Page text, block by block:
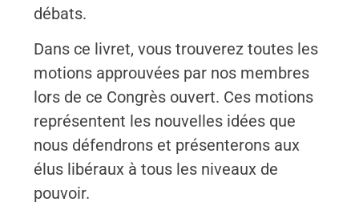
débats.
Dans ce livret, vous trouverez toutes les
motions approuvées par nos membres
lors de ce Congrès ouvert. Ces motions
représentent les nouvelles idées que
nous défendrons et présenterons aux
élus libéraux à tous les niveaux de
pouvoir.